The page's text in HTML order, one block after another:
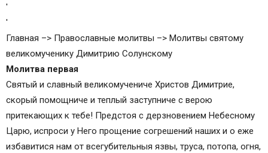
'
'
Главная –> Православные молитвы –> Молитвы святому
великомученику Димитрию Солунскому
Молитва первая
Святый и славный великомучениче Христов Димитрие,
скорый помощниче и теплый заступниче с верою
притекающих к тебе! Предстоя с дерзновением Небесному
Царю, испроси у Него прощение согрешений наших и о еже
избавитися нам от всегубительныя язвы, труса, потопа, огня,